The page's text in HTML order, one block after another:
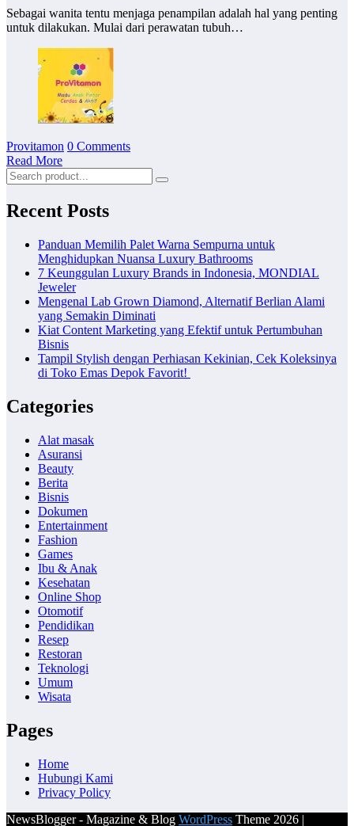
Sebagai wanita tentu menjaga penampilan adalah hal yang penting
untuk dilakukan. Mulai dari perawatan tubuh…
Provitamon 0 Comments
Read More
Recent Posts
Panduan Memilih Palet Warna Sempurna untuk
Menghidupkan Nuansa Luxury Bathrooms
7 Keunggulan Luxury Brands in Indonesia, MONDIAL
Jeweler
Mengenal Lab Grown Diamond, Alternatif Berlian Alami
yang Semakin Diminati
Kiat Content Marketing yang Efektif untuk Pertumbuhan
Bisnis
Tampil Stylish dengan Perhiasan Kekinian, Cek Koleksinya
di Toko Emas Depok Favorit!
Categories
Alat masak
Asuransi
Beauty
Berita
Bisnis
Dokumen
Entertainment
Fashion
Games
Ibu & Anak
Kesehatan
Online Shop
Otomotif
Pendidikan
Resep
Restoran
Teknologi
Umum
Wisata
Pages
Home
Hubungi Kami
Privacy Policy
NewsBlogger - Magazine & Blog WordPress Theme 2026 |